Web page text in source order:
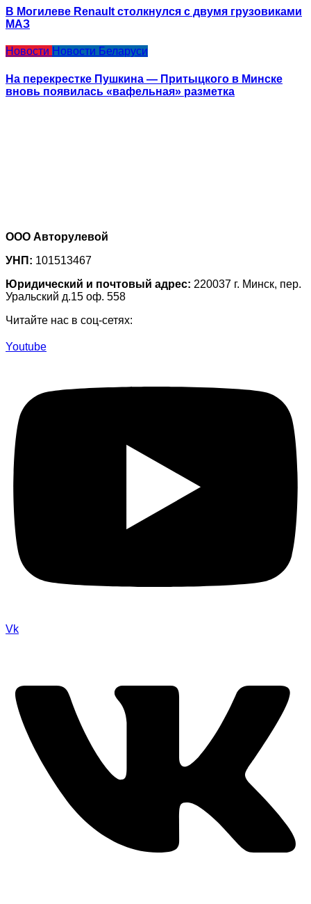
В Могилеве Renault столкнулся с двумя грузовиками
МАЗ
Новости Новости Беларуси
На перекрестке Пушкина — Притыцкого в Минске
вновь появилась «вафельная» разметка
ООО Авторулевой
УНП: 101513467
Юридический и почтовый адрес: 220037 г. Минск, пер.
Уральский д.15 оф. 558
Читайте нас в соц-сетях:
Youtube
Vk